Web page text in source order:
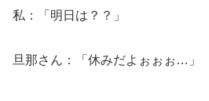
私：「明日は？？」
旦那さん：「休みだよぉぉぉ…」